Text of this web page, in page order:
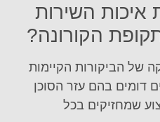
איכות השירות
הקורונה?
של הביקורות הקיימות
בהם עזר הסוכן
שמחזיקים בכל